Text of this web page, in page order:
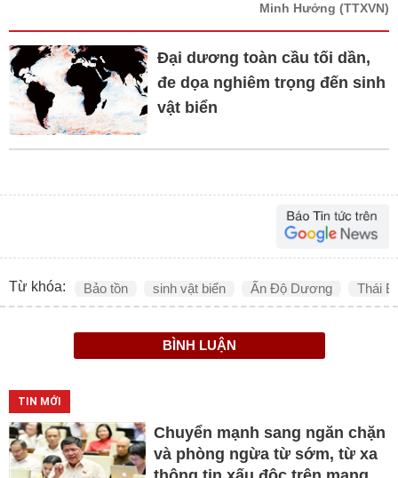
Minh Hưởng (TTXVN)
Đại dương toàn cầu tối dần,
đe dọa nghiêm trọng đến sinh
vật biển
Từ khóa: Bảo tồn sinh vật biển Ấn Độ Dương Thái
BÌNH LUẬN
TIN MỚI
Chuyển mạnh sang ngăn chặn
và phòng ngừa từ sớm, từ xa